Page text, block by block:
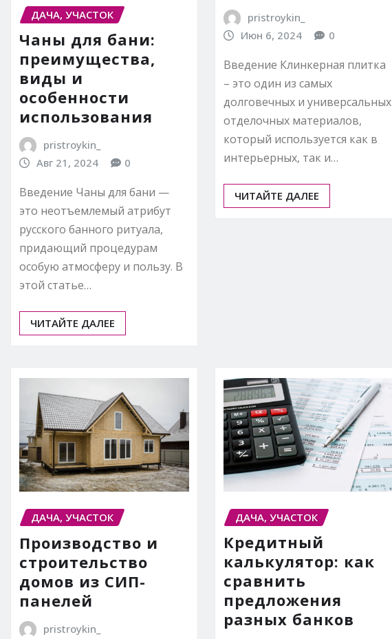
ДАЧА, УЧАСТОК
Чаны для бани:
преимущества,
виды и
особенности
использования
pristroykin_
Авг 21, 2024
0
Введение Чаны для бани —
это неотъемлемый атрибут
русского банного ритуала,
придающий процедурам
особую атмосферу и пользу. В
этой статье…
ЧИТАЙТЕ ДАЛЕЕ
pristroykin_
Июн 6, 2024
0
Введение Клинкерная плитка
– это один из самых
долговечных и универсальных
отделочных материалов,
который используется как в
интерьерных, так и…
ЧИТАЙТЕ ДАЛЕЕ
ДАЧА, УЧАСТОК
Производство и
строительство
домов из СИП-
панелей
pristroykin_
ДАЧА, УЧАСТОК
Кредитный
калькулятор: как
сравнить
предложения
разных банков